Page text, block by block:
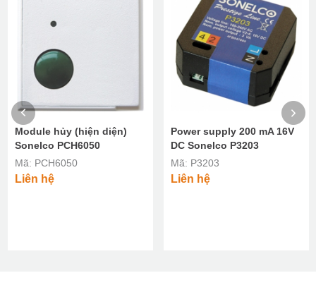
Module hủy (hiện diện)
Sonelco PCH6050
Mã: PCH6050
Liên hệ
Power supply 200 mA 16V
DC Sonelco P3203
Mã: P3203
Liên hệ